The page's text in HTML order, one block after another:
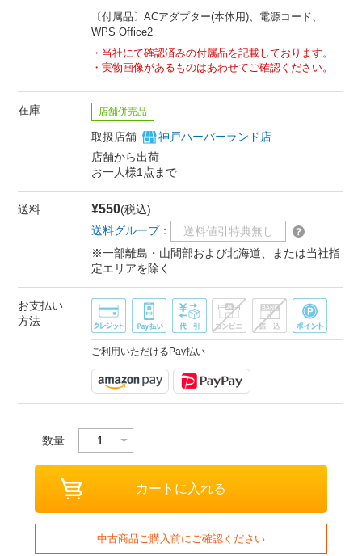
〔付属品〕ACアダプター(本体用)、電源コード、
WPS Office2
当社にて確認済みの付属品を記載しております。
実物画像があるものはあわせてご確認ください。
在庫 店舗併売品
取扱店舗
神戸ハーバーランド店
店舗から出荷
お一人様1点まで
送料 ¥550(税込)
送料グループ：
送料値引特典無し
※一部離島・山間部および北海道、または当社指
定エリアを除く
お支払い
方法
ご利用いただけるPay払い
数量
中古商品ご購入前にご確認ください